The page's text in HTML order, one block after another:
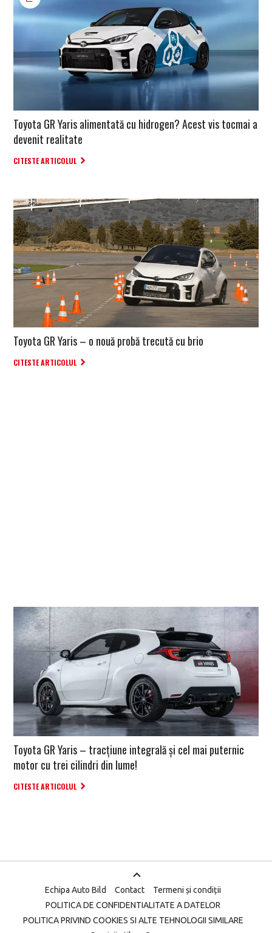
Toyota GR Yaris alimentată cu hidrogen? Acest vis tocmai a
devenit realitate
CITESTE ARTICOLUL
Toyota GR Yaris – o nouă probă trecută cu brio
CITESTE ARTICOLUL
Toyota GR Yaris – tracțiune integrală și cel mai puternic
motor cu trei cilindri din lume!
CITESTE ARTICOLUL
Echipa Auto Bild Contact
Termeni și condiții
POLITICA DE CONFIDENTIALITATE A DATELOR
POLITICA PRIVIND COOKIES SI ALTE TEHNOLOGII SIMILARE